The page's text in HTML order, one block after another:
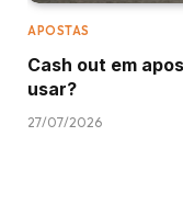
APOSTAS
Cash out em
usar?
27/07/2026